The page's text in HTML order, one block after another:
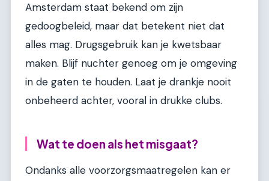
Amsterdam staat bekend om zijn
gedoogbeleid, maar dat betekent niet dat
alles mag. Drugsgebruik kan je kwetsbaar
maken. Blijf nuchter genoeg om je omgeving
in de gaten te houden. Laat je drankje nooit
onbeheerd achter, vooral in drukke clubs.
Wat te doen als het misgaat?
Ondanks alle voorzorgsmaatregelen kan er